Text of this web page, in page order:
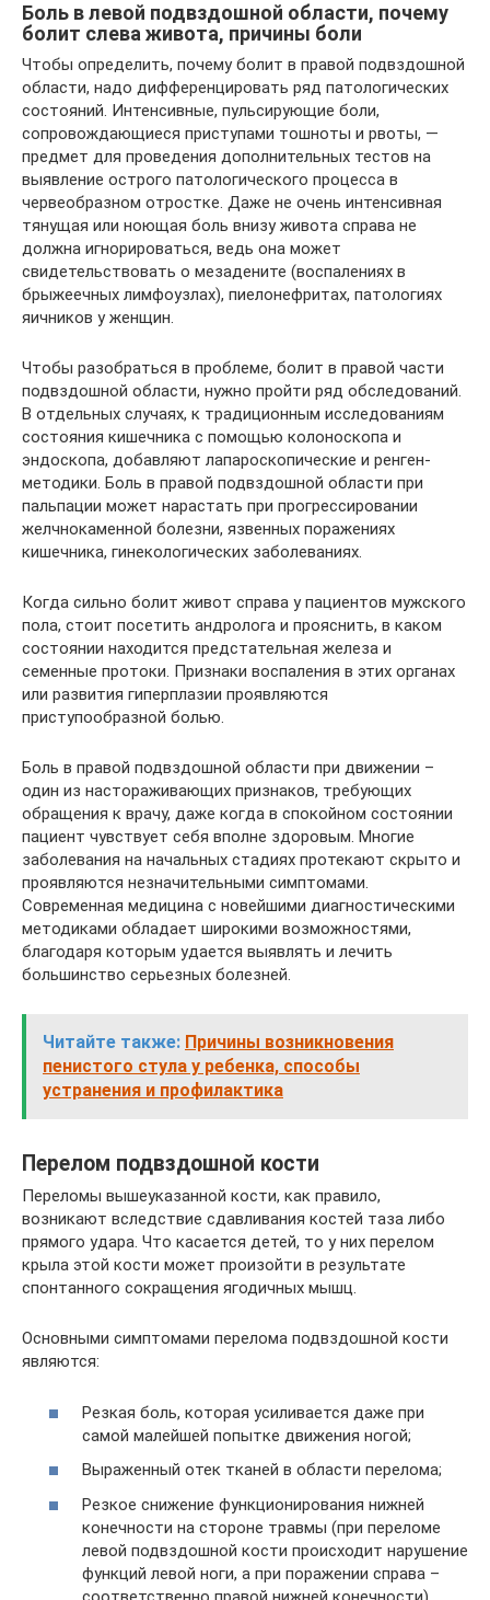
Боль в левой подвздошной области, почему
болит слева живота, причины боли
Чтобы определить, почему болит в правой подвздошной
области, надо дифференцировать ряд патологических
состояний. Интенсивные, пульсирующие боли,
сопровождающиеся приступами тошноты и рвоты, —
предмет для проведения дополнительных тестов на
выявление острого патологического процесса в
червеобразном отростке. Даже не очень интенсивная
тянущая или ноющая боль внизу живота справа не
должна игнорироваться, ведь она может
свидетельствовать о мезадените (воспалениях в
брыжеечных лимфоузлах), пиелонефритах, патологиях
яичников у женщин.
Чтобы разобраться в проблеме, болит в правой части
подвздошной области, нужно пройти ряд обследований.
В отдельных случаях, к традиционным исследованиям
состояния кишечника с помощью колоноскопа и
эндоскопа, добавляют лапароскопические и ренген-
методики. Боль в правой подвздошной области при
пальпации может нарастать при прогрессировании
желчнокаменной болезни, язвенных поражениях
кишечника, гинекологических заболеваниях.
Когда сильно болит живот справа у пациентов мужского
пола, стоит посетить андролога и прояснить, в каком
состоянии находится предстательная железа и
семенные протоки. Признаки воспаления в этих органах
или развития гиперплазии проявляются
приступообразной болью.
Боль в правой подвздошной области при движении –
один из настораживающих признаков, требующих
обращения к врачу, даже когда в спокойном состоянии
пациент чувствует себя вполне здоровым. Многие
заболевания на начальных стадиях протекают скрыто и
проявляются незначительными симптомами.
Современная медицина с новейшими диагностическими
методиками обладает широкими возможностями,
благодаря которым удается выявлять и лечить
большинство серьезных болезней.
Читайте также: Причины возникновения
пенистого стула у ребенка, способы
устранения и профилактика
Перелом подвздошной кости
Переломы вышеуказанной кости, как правило,
возникают вследствие сдавливания костей таза либо
прямого удара. Что касается детей, то у них перелом
крыла этой кости может произойти в результате
спонтанного сокращения ягодичных мышц.
Основными симптомами перелома подвздошной кости
являются:
Резкая боль, которая усиливается даже при
самой малейшей попытке движения ногой;
Выраженный отек тканей в области перелома;
Резкое снижение функционирования нижней
конечности на стороне травмы (при переломе
левой подвздошной кости происходит нарушение
функций левой ноги, а при поражении справа –